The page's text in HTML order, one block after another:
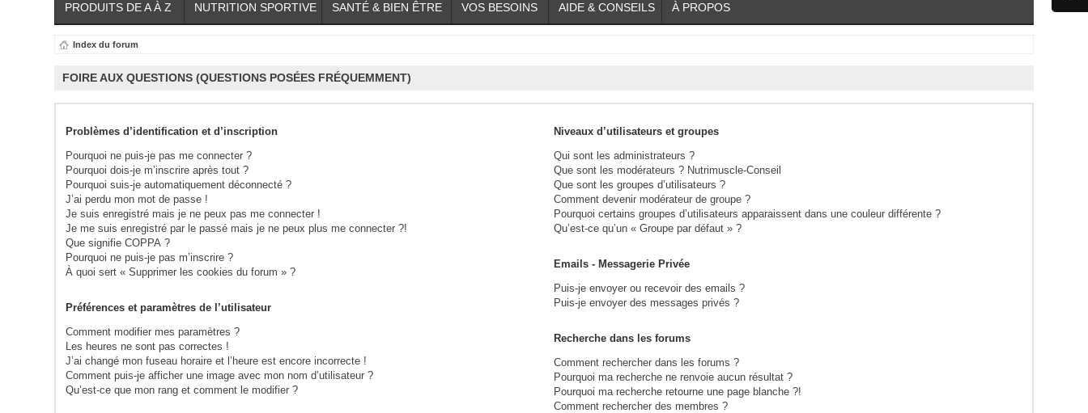
PRODUITS DE A À Z NUTRITION SPORTIVE SANTÉ & BIEN ÊTRE VOS BESOINS AIDE & CONSEILS À PROPOS
Index du forum
FOIRE AUX QUESTIONS (QUESTIONS POSÉES FRÉQUEMMENT)
Problèmes d’identification et d’inscription
Pourquoi ne puis-je pas me connecter ?
Pourquoi dois-je m’inscrire après tout ?
Pourquoi suis-je automatiquement déconnecté ?
J’ai perdu mon mot de passe !
Je suis enregistré mais je ne peux pas me connecter !
Je me suis enregistré par le passé mais je ne peux plus me connecter ?!
Que signifie COPPA ?
Pourquoi ne puis-je pas m’inscrire ?
À quoi sert « Supprimer les cookies du forum » ?
Préférences et paramètres de l’utilisateur
Comment modifier mes paramètres ?
Les heures ne sont pas correctes !
J’ai changé mon fuseau horaire et l’heure est encore incorrecte !
Comment puis-je afficher une image avec mon nom d’utilisateur ?
Qu’est-ce que mon rang et comment le modifier ?
Niveaux d’utilisateurs et groupes
Qui sont les administrateurs ?
Que sont les modérateurs ? Nutrimuscle-Conseil
Que sont les groupes d’utilisateurs ?
Comment devenir modérateur de groupe ?
Pourquoi certains groupes d’utilisateurs apparaissent dans une couleur différente ?
Qu’est-ce qu’un « Groupe par défaut » ?
Emails - Messagerie Privée
Puis-je envoyer ou recevoir des emails ?
Puis-je envoyer des messages privés ?
Recherche dans les forums
Comment rechercher dans les forums ?
Pourquoi ma recherche ne renvoie aucun résultat ?
Pourquoi ma recherche retourne une page blanche ?!
Comment rechercher des membres ?